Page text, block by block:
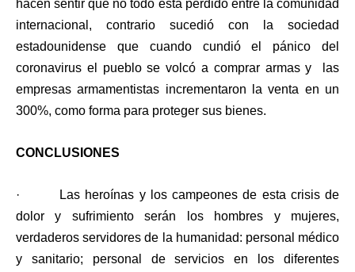
hacen sentir que no todo está perdido entre la comunidad
internacional, contrario sucedió con la sociedad
estadounidense que cuando cundió el pánico del
coronavirus el pueblo se volcó a comprar armas y las
empresas armamentistas incrementaron la venta en un
300%, como forma para proteger sus bienes.
CONCLUSIONES
·
Las heroínas y los campeones de esta crisis de
dolor y sufrimiento serán los hombres y mujeres,
verdaderos servidores de la humanidad: personal médico
y sanitario; personal de servicios en los diferentes